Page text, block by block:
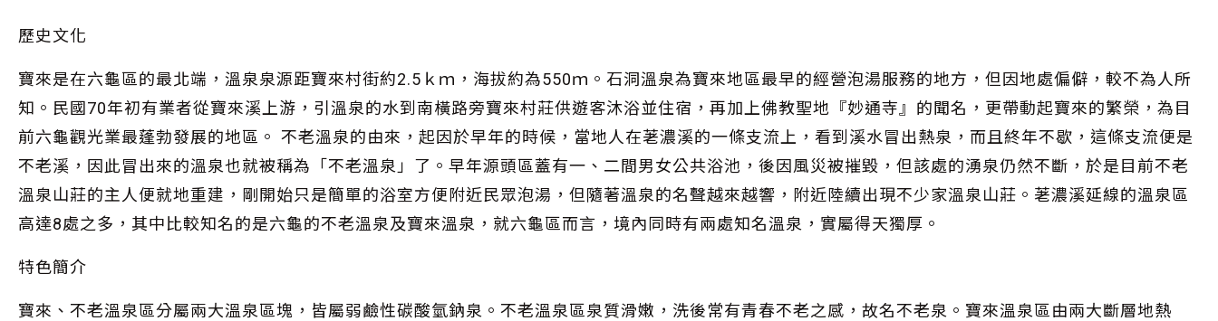
歷史文化
寶來是在六龜區的最北端，溫泉泉源距寶來村街約2.5ｋｍ，海拔約為550ｍ。石洞溫泉為寶來地區最早的經營泡湯服務的地方，但因地處偏僻，較不為人所
知。民國70年初有業者從寶來溪上游，引溫泉的水到南橫路旁寶來村莊供遊客沐浴並住宿，再加上佛教聖地『妙通寺』的聞名，更帶動起寶來的繁榮，為目
前六龜觀光業最蓬勃發展的地區。 不老溫泉的由來，起因於早年的時候，當地人在荖濃溪的一條支流上，看到溪水冒出熱泉，而且終年不歇，這條支流便是
不老溪，因此冒出來的溫泉也就被稱為「不老溫泉」了。早年源頭區蓋有一、二間男女公共浴池，後因風災被摧毀，但該處的湧泉仍然不斷，於是目前不老
溫泉山莊的主人便就地重建，剛開始只是簡單的浴室方便附近民眾泡湯，但隨著溫泉的名聲越來越響，附近陸續出現不少家溫泉山莊。荖濃溪延線的溫泉區
高達8處之多，其中比較知名的是六龜的不老溫泉及寶來溫泉，就六龜區而言，境內同時有兩處知名溫泉，實屬得天獨厚。
特色簡介
寶來、不老溫泉區分屬兩大溫泉區塊，皆屬弱鹼性碳酸氫鈉泉。不老溫泉區泉質滑嫩，洗後常有青春不老之感，故名不老泉。寶來溫泉區由兩大斷層地熱